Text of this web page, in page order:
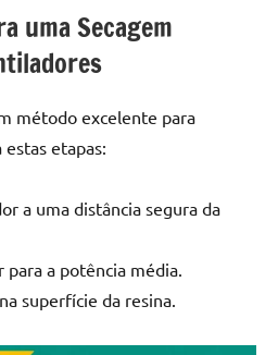
uma Secagem
método excelente para
estas etapas:
a uma distância segura da
a potência média.
superfície da resina.